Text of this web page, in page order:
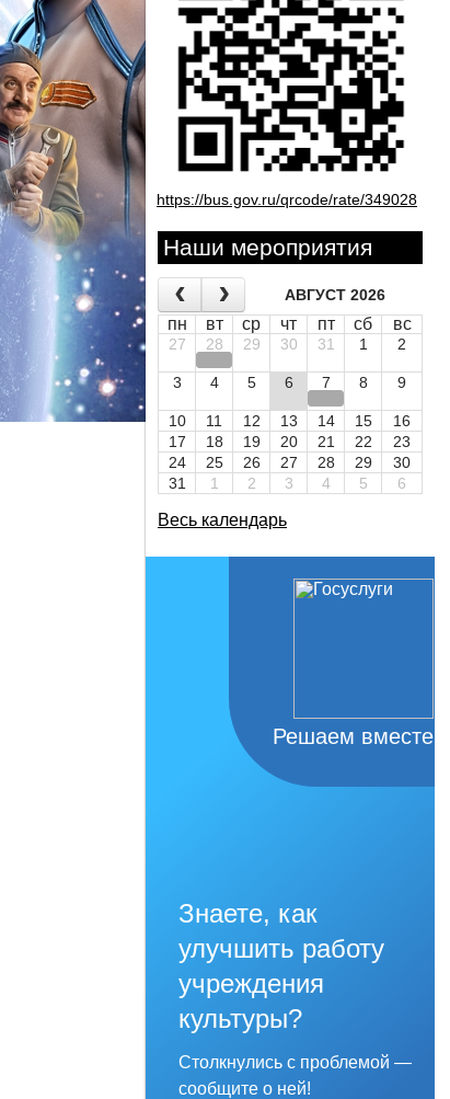
https://bus.gov.ru/qrcode/rate/349028
Наши мероприятия
АВГУСТ 2026
пн вт ср чт пт сб вс
27 28 29 30 31 1 2
3 4 5 6 7 8 9
10 11 12 13 14 15
16
17
18 19 20 21 22
23
24
25 26 27 28 29
30
31
1 2 3 4 5 6
Весь календарь
Решаем вместе
Знаете, как
улучшить работу
учреждения
культуры?
Столкнулись с проблемой —
сообщите о ней!